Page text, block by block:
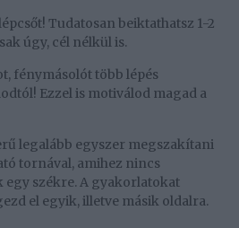
Tudatosan beiktathatsz 1-2
úgy, cél nélkül is.
fénymásolót több lépés
Ezzel is motiválod magad a
legalább egyszer megszakítani
tornával, amihez nincs
egy székre. A gyakorlatokat
el egyik, illetve másik oldalra.